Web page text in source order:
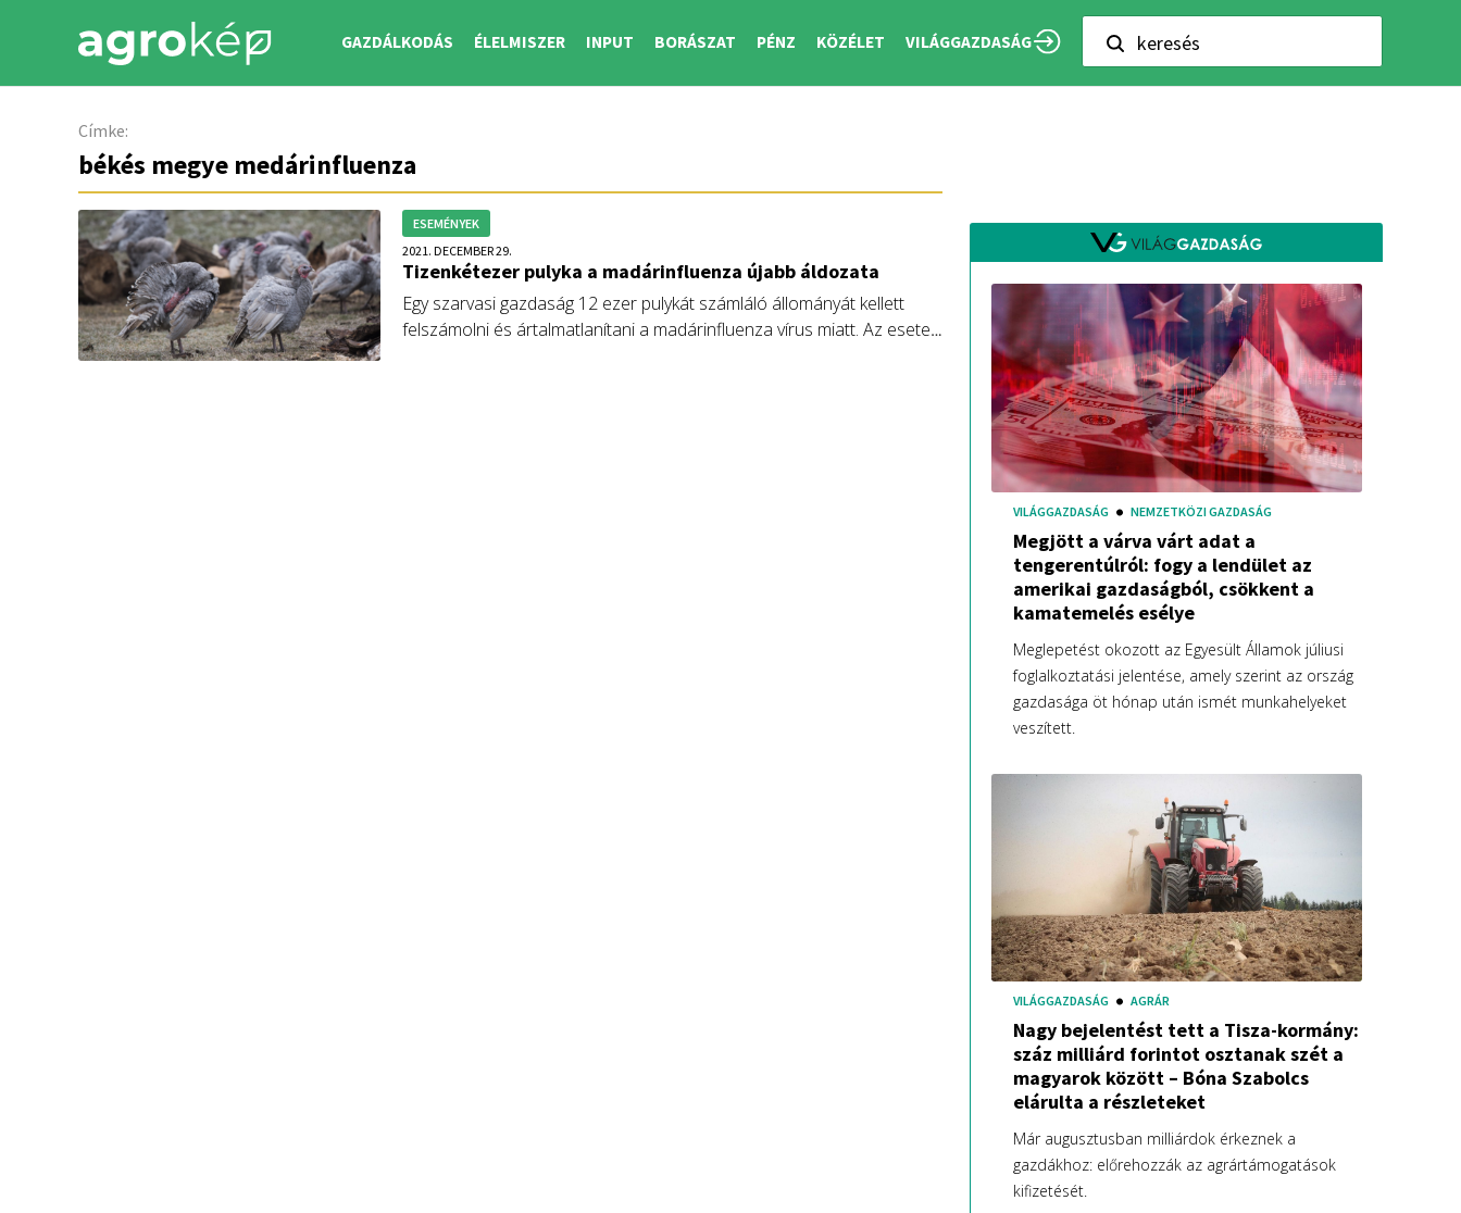
GAZDÁLKODÁS ÉLELMISZER INPUT BORÁSZAT PÉNZ KÖZÉLET VILÁGGAZDASÁG keresés
Címke:
békés megye medárinfluenza
ESEMÉNYEK
2021. DECEMBER 29.
Tizenkétezer pulyka a madárinfluenza újabb áldozata
Egy szarvasi gazdaság 12 ezer pulykát számláló állományát kellett
felszámolni és ártalmatlanítani a madárinfluenza vírus miatt. Az esetet
VILÁGGAZDASÁG NEMZETKÖZI GAZDASÁG
Megjött a várva várt adat a
tengerentúlról: fogy a lendület az
amerikai gazdaságból, csökkent a
kamatemelés esélye
Meglepetést okozott az Egyesült Államok júliusi
foglalkoztatási jelentése, amely szerint az ország
gazdasága öt hónap után ismét munkahelyeket
veszített.
VILÁGGAZDASÁG AGRÁR
Nagy bejelentést tett a Tisza-kormány:
száz milliárd forintot osztanak szét a
magyarok között – Bóna Szabolcs
elárulta a részleteket
Már augusztusban milliárdok érkeznek a
gazdákhoz: előrehozzák az agrártámogatások
kifizetését.